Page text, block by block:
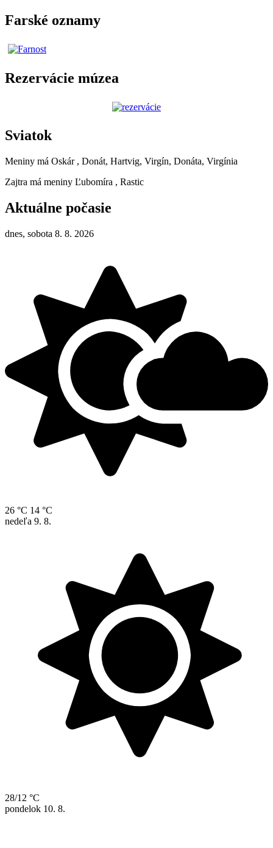
Farské oznamy
Rezervácie múzea
Sviatok
Meniny má Oskár , Donát, Hartvig, Virgín, Donáta, Virgínia
Zajtra má meniny Ľubomíra , Rastic
Aktuálne počasie
dnes, sobota 8. 8. 2026
26 °C 14 °C
nedeľa 9. 8.
28/12 °C
pondelok 10. 8.